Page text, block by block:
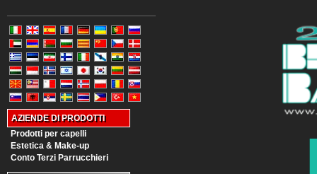
AZIENDE DI PRODOTTI
Prodotti per capelli
Estetica & Make-up
Conto Terzi Parrucchieri